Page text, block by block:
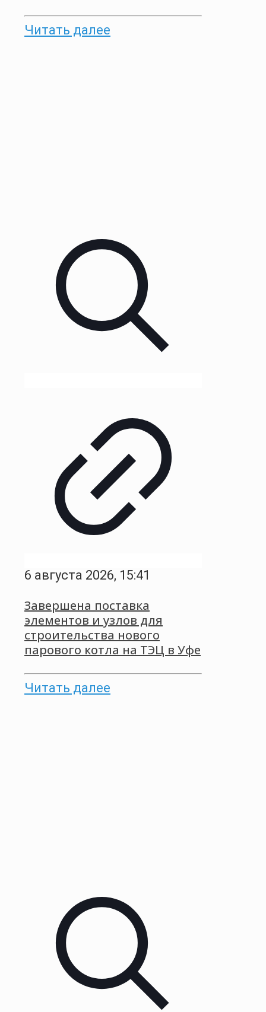
Читать далее
6 августа 2026, 15:41
Завершена поставка
элементов и узлов для
строительства нового
парового котла на ТЭЦ в Уфе
Читать далее